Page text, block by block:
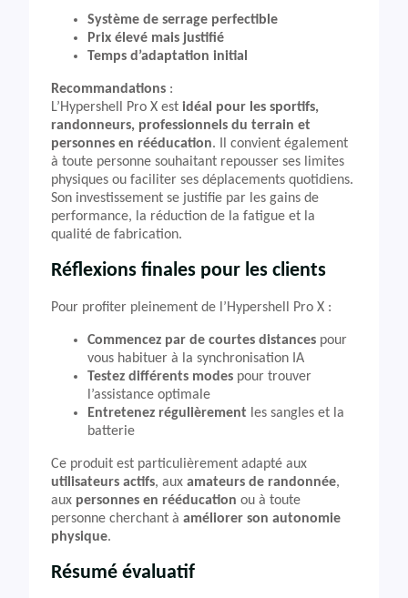
Système de serrage perfectible
Prix élevé mais justifié
Temps d’adaptation initial
Recommandations :
L’Hypershell Pro X est idéal pour les sportifs,
randonneurs, professionnels du terrain et
personnes en rééducation. Il convient également
à toute personne souhaitant repousser ses limites
physiques ou faciliter ses déplacements quotidiens.
Son investissement se justifie par les gains de
performance, la réduction de la fatigue et la
qualité de fabrication.
Réflexions finales pour les clients
Pour profiter pleinement de l’Hypershell Pro X :
Commencez par de courtes distances pour
vous habituer à la synchronisation IA
Testez différents modes pour trouver
l’assistance optimale
Entretenez régulièrement les sangles et la
batterie
Ce produit est particulièrement adapté aux
utilisateurs actifs, aux amateurs de randonnée,
aux personnes en rééducation ou à toute
personne cherchant à améliorer son autonomie
physique.
Résumé évaluatif